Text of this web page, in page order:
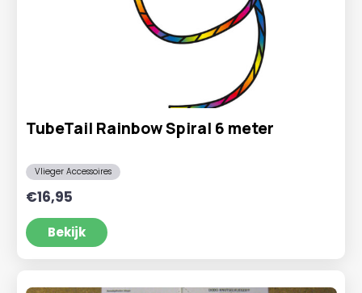
TubeTail Rainbow Spiral 6 meter
Vlieger Accessoires
€16,95
Bekijk